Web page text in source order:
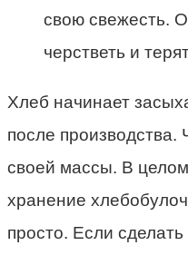
свою свежесть.
черстветь и
Хлеб начинает
после производства.
своей массы. В
хранение
просто. Если